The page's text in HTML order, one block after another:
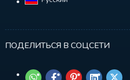
ПОДЕЛИТЬСЯ В СОЦСЕТИ